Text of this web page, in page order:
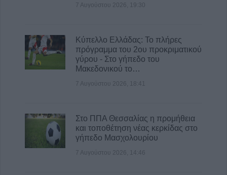
7 Αυγούστου 2026, 19:30
Κύπελλο Ελλάδας: Το πλήρες
πρόγραμμα του 2ου προκριματικού
γύρου - Στο γήπεδο του
Μακεδονικού το…
7 Αυγούστου 2026, 18:41
Στο ΠΠΑ Θεσσαλίας η προμήθεια
και τοποθέτηση νέας κερκίδας στο
γήπεδο Μασχολουρίου
7 Αυγούστου 2026, 14:46